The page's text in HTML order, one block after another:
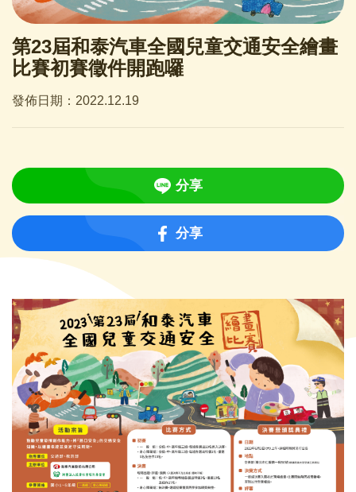
第23屆和泰汽車全國兒童交通安全繪畫
比賽初賽徵件開跑囉
發佈日期：2022.12.19
分享
分享